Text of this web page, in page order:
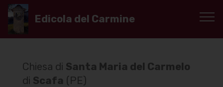
Chiesa di Santa Maria del Carmelo
di Scafa (PE)
Edicola del Carmine